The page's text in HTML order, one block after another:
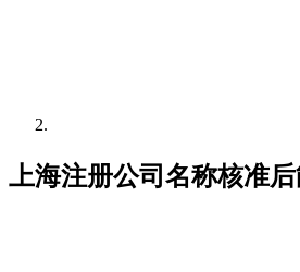
上海注册公司名称核准后